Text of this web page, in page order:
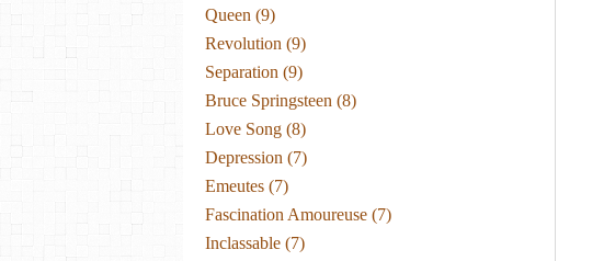
Queen (9)
Revolution (9)
Separation (9)
Bruce Springsteen (8)
Love Song (8)
Depression (7)
Emeutes (7)
Fascination Amoureuse (7)
Inclassable (7)